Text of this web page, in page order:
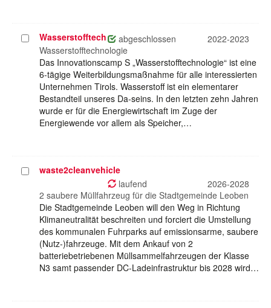
Projekt
auswählen
Wasserstofftech abgeschlossen
2022-2023
Wasserstofftechnologie
Das Innovationscamp S „Wasserstofftechnologie“ ist eine
6-tägige Weiterbildungsmaßnahme für alle interessierten
Unternehmen Tirols. Wasserstoff ist ein elementarer
Bestandteil unseres Da-seins. In den letzten zehn Jahren
wurde er für die Energiewirtschaft im Zuge der
Energiewende vor allem als Speicher,…
Projektwaste2cleanvehicle
laufend
2026-2028
2 saubere Müllfahrzeug für die Stadtgemeinde Leoben
Die Stadtgemeinde Leoben will den Weg in Richtung
Klimaneutralität beschreiten und forciert die Umstellung
des kommunalen Fuhrparks auf emissionsarme, saubere
(Nutz-)fahrzeuge. Mit dem Ankauf von 2
batteriebetriebenen Müllsammelfahrzeugen der Klasse
N3 samt passender DC-Ladeinfrastruktur bis 2028 wird…